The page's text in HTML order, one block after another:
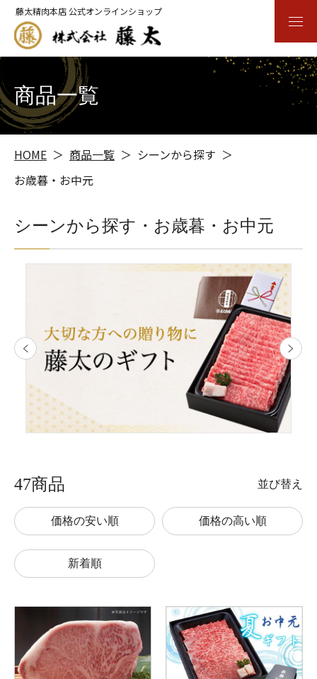
藤太精肉本店 公式オンラインショップ
商品一覧
HOME 商品一覧
シーンから探す
お歳暮・お中元
シーンから探す・お歳暮・お中元
47商品 並び替え
価格の安い順 価格の高い順
新着順